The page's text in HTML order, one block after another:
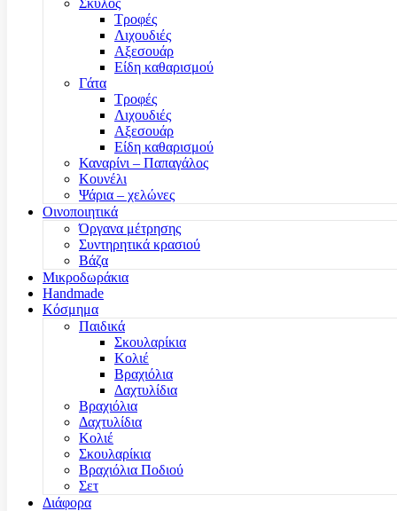
Τροφές
Λιχουδιές
Αξεσουάρ
Είδη καθαρισμού
Γάτα
Τροφές
Λιχουδιές
Αξεσουάρ
Είδη καθαρισμού
Καναρίνι – Παπαγάλος
Κουνέλι
Ψάρια – χελώνες
Οινοποιητικά
Όργανα μέτρησης
Συντηρητικά κρασιού
Βάζα
Μικροδωράκια
Handmade
Κόσμημα
Παιδικά
Σκουλαρίκια
Κολιέ
Βραχιόλια
Δαχτυλίδια
Βραχιόλια
Δαχτυλίδια
Κολιέ
Σκουλαρίκια
Βραχιόλια Ποδιού
Σετ
Διάφορα